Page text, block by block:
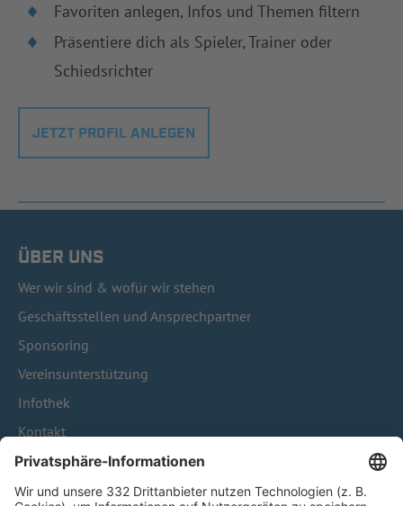
Favoriten anlegen, Infos und Themen filtern
Präsentiere dich als Spieler, Trainer oder
Schiedsrichter
JETZT PROFIL ANLEGEN
ÜBER UNS
Wer wir sind & wofür wir stehen
Geschäftsstellen und Ansprechpartner
Sponsoring
Vereinsunterstützung
Infothek
Kontakt
HÄUFIG BESUCHTE SEITEN